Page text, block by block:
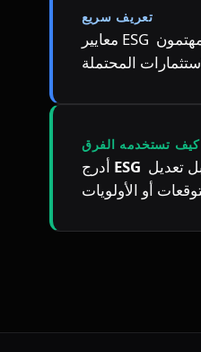
تعريف سريع
معايير ESG هي مجموعة من المعايير لعمليات الشركة التي يستخدمها المستثمرون المهتمون
كيف تستخدمه الفرق
ESG